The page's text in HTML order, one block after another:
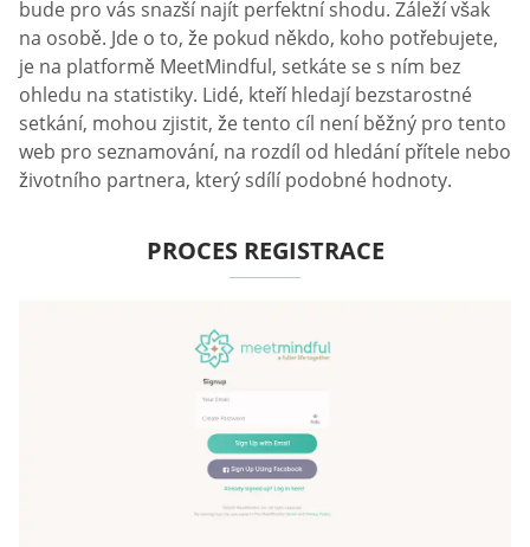
bude pro vás snazší najít perfektní shodu. Záleží však
na osobě. Jde o to, že pokud někdo, koho potřebujete,
je na platformě MeetMindful, setkáte se s ním bez
ohledu na statistiky. Lidé, kteří hledají bezstarostné
setkání, mohou zjistit, že tento cíl není běžný pro tento
web pro seznamování, na rozdíl od hledání přítele nebo
životního partnera, který sdílí podobné hodnoty.
PROCES REGISTRACE